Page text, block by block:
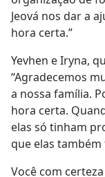
Jeová nos dar a
hora certa.”
Yevhen e Iryna,
“Agradecemos
a nossa família.
hora certa.
elas só tinham
que elas também
Você com